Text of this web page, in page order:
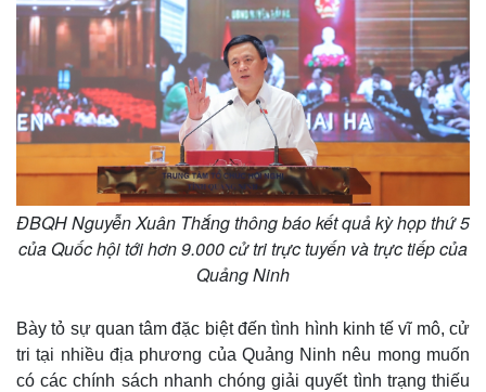
Thế giới
Quan sát
Cuộc sống đó đây
Hồ sơ
Multimedia
Video
Ảnh
E-Magazine
Infographic
ĐBQH Nguyễn Xuân Thắng thông báo kết quả kỳ họp thứ 5
của Quốc hội tới hơn 9.000 cử tri trực tuyến và trực tiếp của
Quảng Ninh
Bày tỏ sự quan tâm đặc biệt đến tình hình kinh tế vĩ mô, cử
tri tại nhiều địa phương của Quảng Ninh nêu mong muốn
có các chính sách nhanh chóng giải quyết tình trạng thiếu